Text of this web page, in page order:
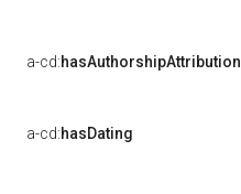
a-cd:hasAuthorshipAttribution
a-cd:hasDating